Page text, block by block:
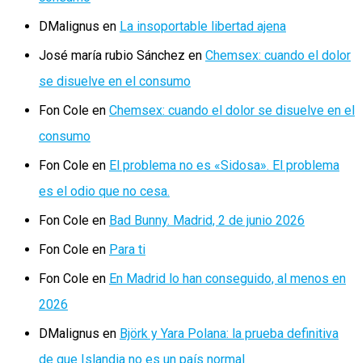
DMalignus en La insoportable libertad ajena
José maría rubio Sánchez en Chemsex: cuando el dolor
se disuelve en el consumo
Fon Cole en Chemsex: cuando el dolor se disuelve en el
consumo
Fon Cole en El problema no es «Sidosa». El problema
es el odio que no cesa.
Fon Cole en Bad Bunny. Madrid, 2 de junio 2026
Fon Cole en Para ti
Fon Cole en En Madrid lo han conseguido, al menos en
2026
DMalignus en Björk y Yara Polana: la prueba definitiva
de que Islandia no es un país normal